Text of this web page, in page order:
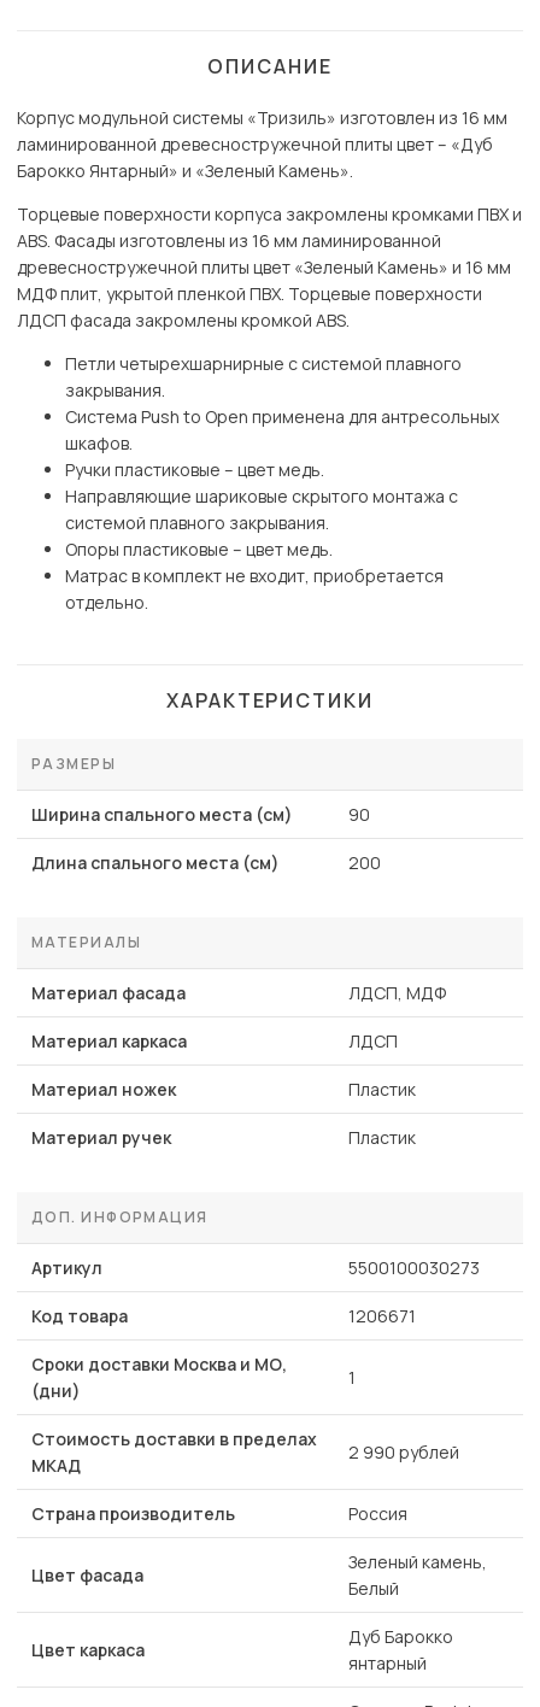
ОПИСАНИЕ
Корпус модульной системы «Тризиль» изготовлен из 16 мм
ламинированной древесностружечной плиты цвет – «Дуб
Барокко Янтарный» и «Зеленый Камень».
Торцевые поверхности корпуса закромлены кромками ПВХ и
ABS. Фасады изготовлены из 16 мм ламинированной
древесностружечной плиты цвет «Зеленый Камень» и 16 мм
МДФ плит, укрытой пленкой ПВХ. Торцевые поверхности
ЛДСП фасада закромлены кромкой ABS.
Петли четырехшарнирные с системой плавного
закрывания.
Система Push to Open применена для антресольных
шкафов.
Ручки пластиковые – цвет медь.
Направляющие шариковые скрытого монтажа с
системой плавного закрывания.
Опоры пластиковые – цвет медь.
Матрас в комплект не входит, приобретается
отдельно.
ХАРАКТЕРИСТИКИ
РАЗМЕРЫ
Ширина спального места (см) 90
Длина спального места (см) 200
МАТЕРИАЛЫ
Материал фасада ЛДСП, МДФ
Материал каркаса ЛДСП
Материал ножек Пластик
Материал ручек Пластик
ДОП. ИНФОРМАЦИЯ
Артикул 5500100030273
Код товара 1206671
Сроки доставки Москва и МО,
(дни)
1
Стоимость доставки в пределах
МКАД
2 990 рублей
Страна производитель Россия
Цвет фасада
Зеленый камень,
Белый
Цвет каркаса
Дуб Барокко
янтарный